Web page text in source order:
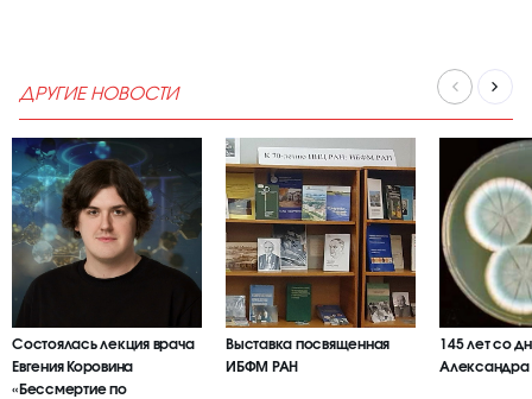
ДРУГИЕ НОВОСТИ
Состоялась лекция врача
Евгения Коровина
«Бессмертие по
Выставка посвященная
ИБФМ РАН
145 лет со
Александра